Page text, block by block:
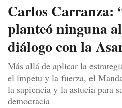
Carlos Carranza:
planteó ninguna
diálogo con la
Más allá de aplicar la
el ímpetu y la fuerza, el
la sapiencia y la astucia para
democracia